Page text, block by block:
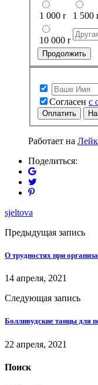
1 000 r 1 500
10 000 r
Продолжить
Согласен с
Оплатить
Работает на
Поделиться:
sjeltova
Предыдущая запись
О трудностях при
14 апреля, 2021
Следующая запись
Болливудские танцы для
22 апреля, 2021
Поиск